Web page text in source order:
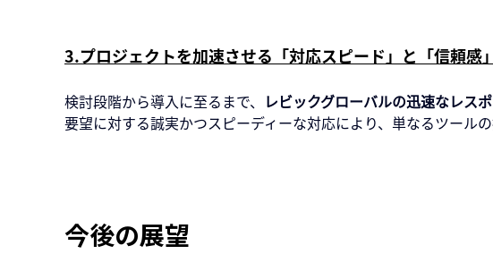
3.プロジェクトを加速させる「対応スピード」と「信頼感」
検討段階から導入に至るまで、 レビックグローバルの迅速なレス
要望に対する誠実かつスピーディーな対応により、単なるツール
今後の展望